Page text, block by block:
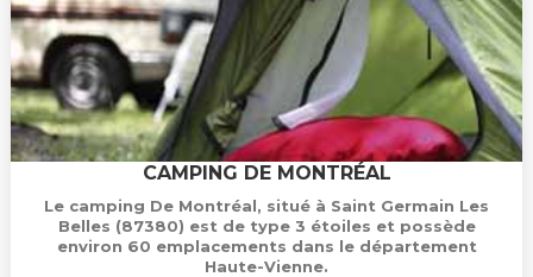
CAMPING DE MONTRÉAL
Le camping De Montréal, situé à Saint Germain Les
Belles (87380) est de type 3 étoiles et possède
environ 60 emplacements dans le département
Haute-Vienne.